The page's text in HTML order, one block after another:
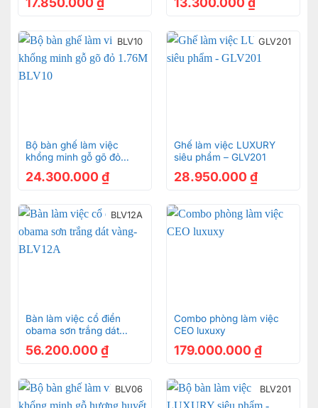
BLV10
Bộ bàn ghế làm việc
khổng minh gỗ gõ đỏ
24.300.000 ₫
GLV201
Ghế làm việc LUXURY
siêu phẩm – GLV201
28.950.000 ₫
BLV12A
Bàn làm việc cổ điển
obama sơn trắng dát
vàng-BLV12A
56.200.000 ₫
Combo phòng làm việc
CEO luxuxy
179.000.000 ₫
BLV06 BLV201